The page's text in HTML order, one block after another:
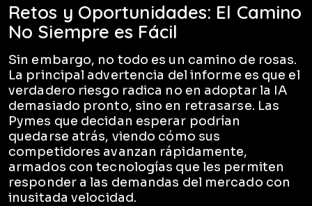
Retos y Oportunidades: El Camino
No Siempre es Fácil
Sin embargo, no todo es un camino de rosas.
La principal advertencia del informe es que el
verdadero riesgo radica no en adoptar la IA
demasiado pronto, sino en retrasarse. Las
Pymes que decidan esperar podrían
quedarse atrás, viendo cómo sus
competidores avanzan rápidamente,
armados con tecnologías que les permiten
responder a las demandas del mercado con
inusitada velocidad.